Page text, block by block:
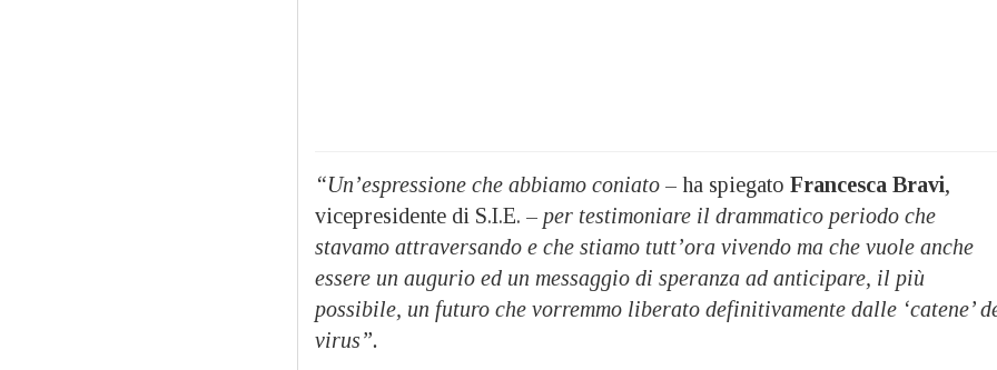
“Un’espressione che abbiamo coniato – ha spiegato Francesca Bravi,
vicepresidente di S.I.E. – per testimoniare il drammatico periodo che
stavamo attraversando e che stiamo tutt’ora vivendo ma che vuole anche
essere un augurio ed un messaggio di speranza ad anticipare, il più
possibile, un futuro che vorremmo liberato definitivamente dalle ‘catene’
virus”.